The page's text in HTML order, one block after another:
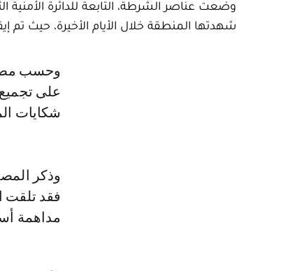
وضعت عناصر الشرطة، التابعة للدائرة
شهدتها المنطقة خلال الأيام الأخيرة، حيث
وحسب مصدر أمني، فإن المصالح الأمنية باشرت تحقيقات موسعة، حيث عملت
على
شكايات
وذكر
فقد تلقت
مداهمة